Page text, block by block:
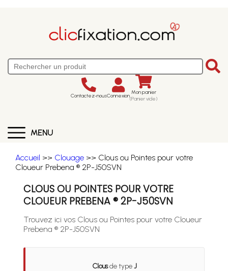
Contactez-nousConnexion Mon panier
(Panier vide)
MENU
Accueil >> Clouage >> Clous ou Pointes pour votre
Cloueur Prebena ® 2P-J50SVN
CLOUS OU POINTES POUR VOTRE
CLOUEUR PREBENA ® 2P-J50SVN
Trouvez ici vos Clous ou Pointes pour votre Cloueur
Prebena ® 2P-J50SVN
Clousde typeJ